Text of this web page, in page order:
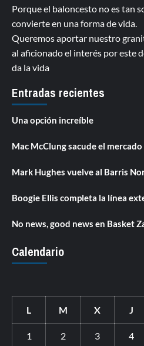
Porque el baloncesto no es tan
convierte en una forma de vida.
Queremos aportar nuestro
al aficionado el interés por este
da la vida
Entradas recientes
Una opción increíble
Mac McClung sacude el
Mark Hughes vuelve al Barris
Boogie Ellis completa la línea
No news, good news en Basket
Calendario
L M X J
1 2 3 4